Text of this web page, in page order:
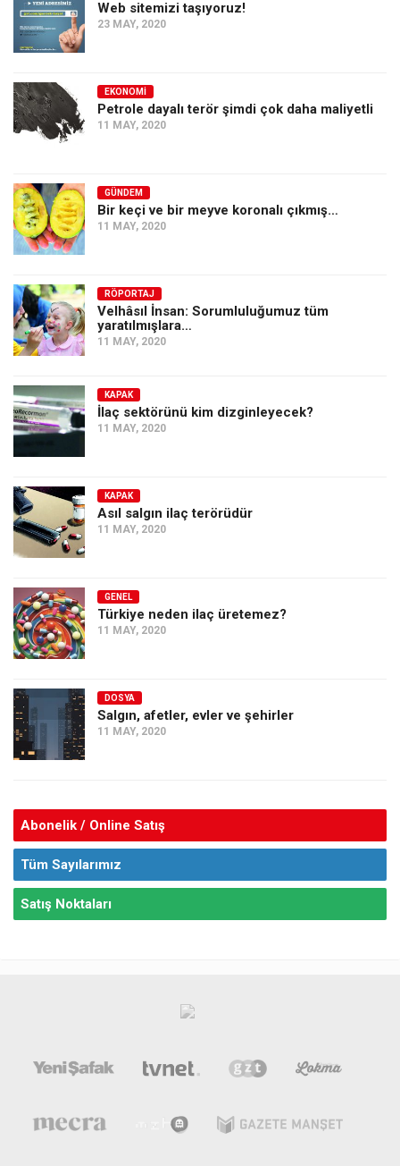
Web sitemizi taşıyoruz!
23 MAY, 2020
EKONOMI
Petrole dayalı terör şimdi çok daha maliyetli
11 MAY, 2020
GÜNDEM
Bir keçi ve bir meyve koronalı çıkmış…
11 MAY, 2020
RÖPORTAJ
Velhâsıl İnsan: Sorumluluğumuz tüm
yaratılmışlara…
11 MAY, 2020
KAPAK
İlaç sektörünü kim dizginleyecek?
11 MAY, 2020
KAPAK
Asıl salgın ilaç terörüdür
11 MAY, 2020
GENEL
Türkiye neden ilaç üretemez?
11 MAY, 2020
DOSYA
Salgın, afetler, evler ve şehirler
11 MAY, 2020
Abonelik / Online Satış
Tüm Sayılarımız
Satış Noktaları